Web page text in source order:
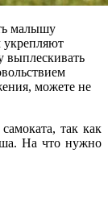
малышу
укрепляют
выплескивать
можете не
так как
На что нужно